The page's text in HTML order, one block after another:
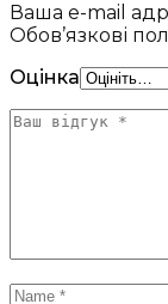
Ваша e-mail
Обов’язкові
Оцінка